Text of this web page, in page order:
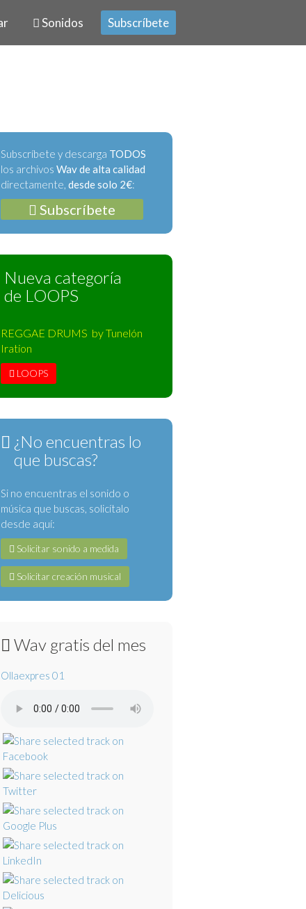
Sonidos Subscríbete
Subscríbete y descarga TODOS
los archivos Wav de alta calidad
directamente, desde solo 2€:
Subscríbete
Nueva categoría
de LOOPS
REGGAE DRUMS by Tunelón
Iration
LOOPS
¿No encuentras lo
que buscas?
Si no encuentras el sonido o
música que buscas, solicítalo
desde aquí:
Solicitar sonido a medida
Solicitar creación musical
Wav gratis del mes
Ollaexpres 01